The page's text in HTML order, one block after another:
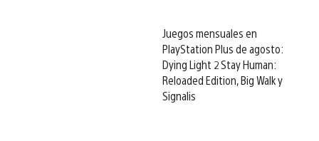
Juegos mensuales en
PlayStation Plus de agosto:
Dying Light 2 Stay Human:
Reloaded Edition, Big Walk y
Signalis